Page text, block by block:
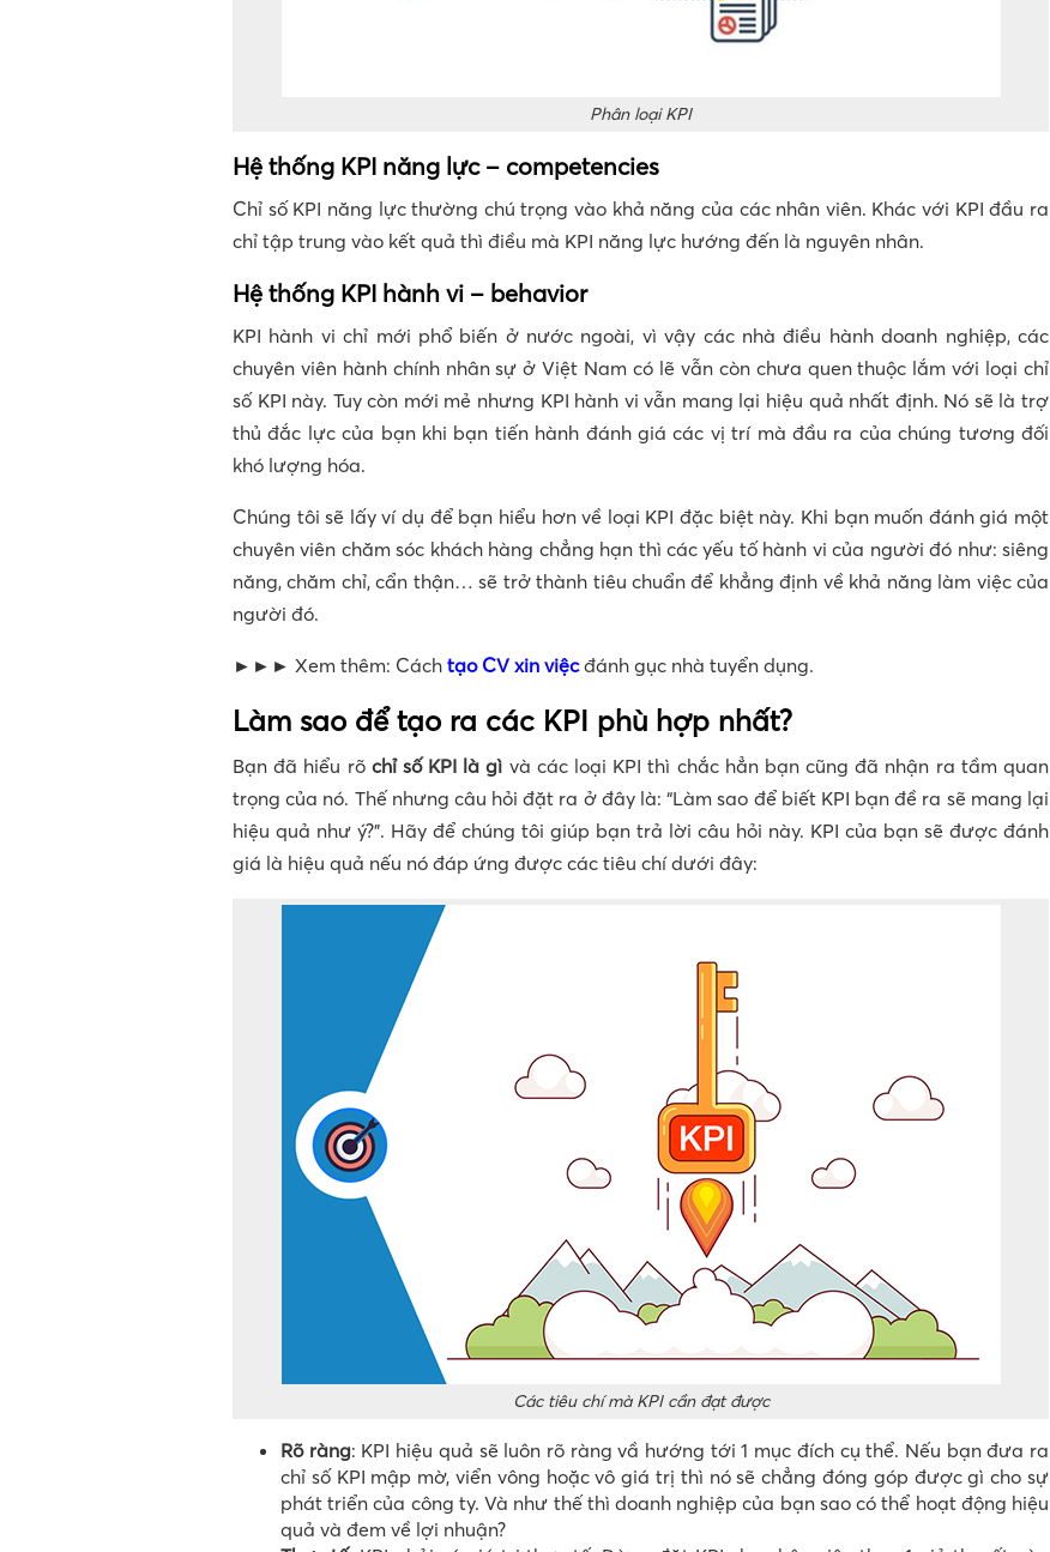
Phân loại KPI
Hệ thống KPI năng lực – competencies
Chỉ số KPI năng lực thường chú trọng vào khả năng của các nhân viên. Khác với KPI đầu ra
chỉ tập trung vào kết quả thì điều mà KPI năng lực hướng đến là nguyên nhân.
Hệ thống KPI hành vi – behavior
KPI hành vi chỉ mới phổ biến ở nước ngoài, vì vậy các nhà điều hành doanh nghiệp, các
chuyên viên hành chính nhân sự ở Việt Nam có lẽ vẫn còn chưa quen thuộc lắm với loại chỉ
số KPI này. Tuy còn mới mẻ nhưng KPI hành vi vẫn mang lại hiệu quả nhất định. Nó sẽ là trợ
thủ đắc lực của bạn khi bạn tiến hành đánh giá các vị trí mà đầu ra của chúng tương đối
khó lượng hóa.
Chúng tôi sẽ lấy ví dụ để bạn hiểu hơn về loại KPI đặc biệt này. Khi bạn muốn đánh giá một
chuyên viên chăm sóc khách hàng chẳng hạn thì các yếu tố hành vi của người đó như: siêng
năng, chăm chỉ, cẩn thận… sẽ trở thành tiêu chuẩn để khẳng định về khả năng làm việc của
người đó.
►►► Xem thêm: Cách tạo CV xin việcđánh gục nhà tuyển dụng.
Làm sao để tạo ra các KPI phù hợp nhất?
Bạn đã hiểu rõ chỉ số KPI là gì và các loại KPI thì chắc hẳn bạn cũng đã nhận ra tầm quan
trọng của nó. Thế nhưng câu hỏi đặt ra ở đây là: “Làm sao để biết KPI bạn đề ra sẽ mang lại
hiệu quả như ý?”. Hãy để chúng tôi giúp bạn trả lời câu hỏi này. KPI của bạn sẽ được đánh
giá là hiệu quả nếu nó đáp ứng được các tiêu chí dưới đây:
Các tiêu chí mà KPI cần đạt được
Rõ ràng: KPI hiệu quả sẽ luôn rõ ràng vầ hướng tới 1 mục đích cụ thể. Nếu bạn đưa ra
chỉ số KPI mập mờ, viển vông hoặc vô giá trị thì nó sẽ chẳng đóng góp được gì cho sự
phát triển của công ty. Và như thế thì doanh nghiệp của bạn sao có thể hoạt động hiệu
quả và đem về lợi nhuận?